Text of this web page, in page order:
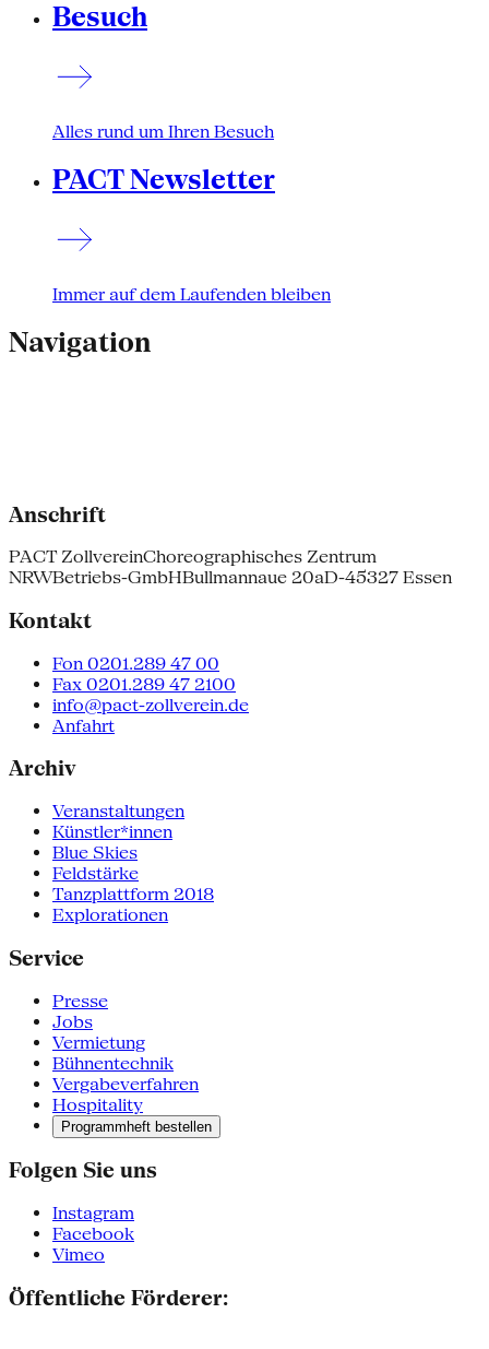
Besuch
Alles rund um Ihren Besuch
PACT Newsletter
Immer auf dem Laufenden bleiben
Navigation
Anschrift
PACT ZollvereinChoreographisches Zentrum
NRWBetriebs-GmbHBullmannaue 20aD-45327 Essen
Kontakt
Fon 0201.289 47 00
Fax 0201.289 47 2100
info@pact-zollverein.de
Anfahrt
Archiv
Veranstaltungen
Künstler*innen
Blue Skies
Feldstärke
Tanzplattform 2018
Explorationen
Service
Presse
Jobs
Vermietung
Bühnentechnik
Vergabeverfahren
Hospitality
Programmheft bestellen
Folgen Sie uns
Instagram
Facebook
Vimeo
Öffentliche Förderer: